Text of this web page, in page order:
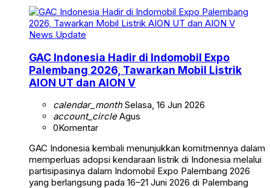
News Update
GAC Indonesia Hadir di Indomobil Expo
Palembang 2026, Tawarkan Mobil Listrik
AION UT dan AION V
calendar_monthSelasa, 16 Jun 2026
account_circleAgus
0Komentar
GAC Indonesia kembali menunjukkan komitmennya dalam
memperluas adopsi kendaraan listrik di Indonesia melalui
partisipasinya dalam Indomobil Expo Palembang 2026
yang berlangsung pada 16–21 Juni 2026 di Palembang